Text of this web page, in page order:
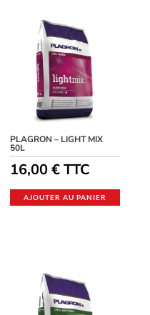
PLAGRON – LIGHT MIX
50L
16,00€TTC
AJOUTER AU PANIER